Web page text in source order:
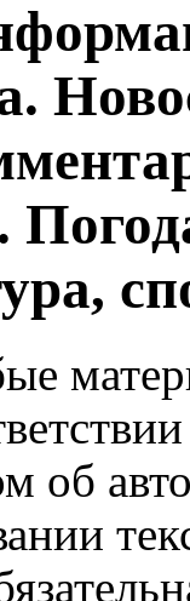
об